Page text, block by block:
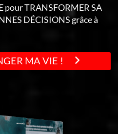
pour TRANSFORMER SA
DÉCISIONS grâce à
MA VIE !